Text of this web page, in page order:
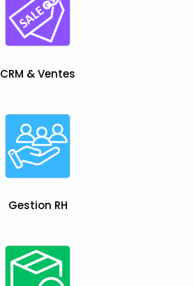
CRM & Ventes
Gestion RH